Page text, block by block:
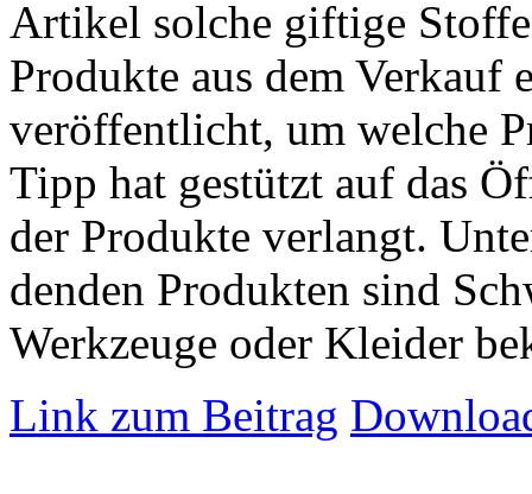
Artikel solche giftige
Produkte aus dem
veröffentlicht, um welche
Tipp hat gestützt auf das
der Produkte verlangt.
denden Produkten sind
Werkzeuge oder Kleider
Link zum Beitrag